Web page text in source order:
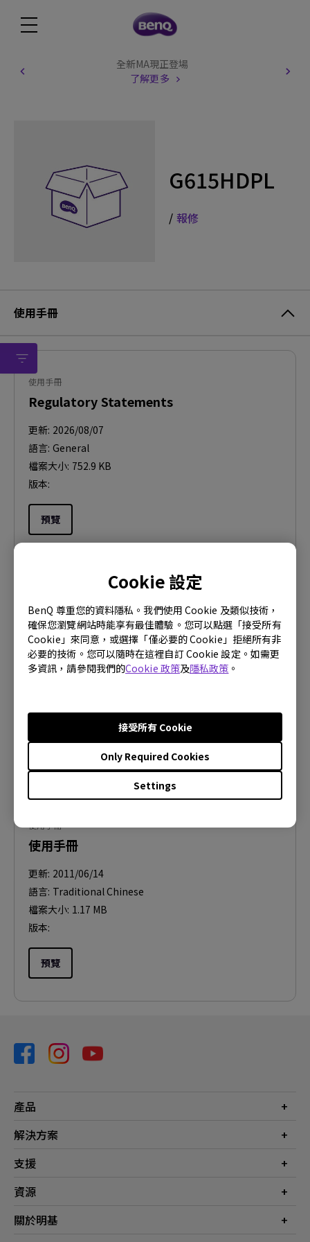
Cookie 設定
BenQ 尊重您的資料隱私。我們使用 Cookie 及類似技術，
確保您瀏覽網站時能享有最佳體驗。您可以點選「接受所有
Cookie」來同意，或選擇「僅必要的 Cookie」拒絕所有非
必要的技術。您可以隨時在這裡自訂 Cookie 設定。如需更
多資訊，請參閱我們的Cookie 政策及隱私政策 。
Settings
Only Required Cookies
接受所有 Cookie
全新MA現正登場
了解更多
G615HDPL
/ 報修
使用手冊
使用手冊
Regulatory Statements
更新: 2026/08/07
語言: General
檔案大小: 752.9 KB
版本:
預覽
使用手冊
安全警告通知
更新:2021/01/05
語言:Traditional Chinese
預覽
使用手冊
使用手冊
更新: 2011/06/14
語言: Traditional Chinese
檔案大小: 1.17 MB
版本:
預覽
產品
投影機
燈具
解決方案
商業
電競
支援
聯絡我們
常見問答
資源
投影機投射距離計算器
關於明基